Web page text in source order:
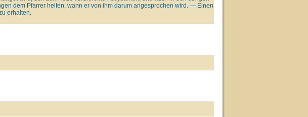
dem Pfarrer helfen, wann er von ihm darum angesprochen wird. — Einen
erhalten.